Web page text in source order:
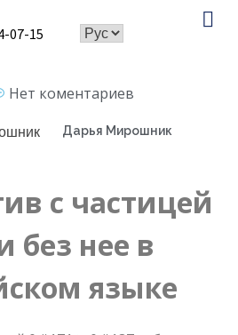
07-15
Нет коментариев
Дарья Мирошник
с частицей
без нее в
языке